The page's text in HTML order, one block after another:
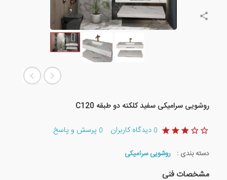
روشویی سرامیکی سفید کلکته دو طبقه C120
0 دیدگاه کاربران 0 پرسش و پاسخ
دسته بندی : روشویی سرامیکی
مشخصات فنی